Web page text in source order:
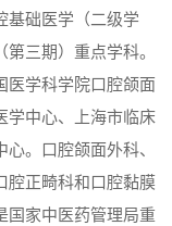
基础医学（二级学
三期）重点学科。
医学科学院口腔颌面
学中心、上海市临床
。口腔颌面外科、
腔正畸科和口腔黏膜
国家中医药管理局重